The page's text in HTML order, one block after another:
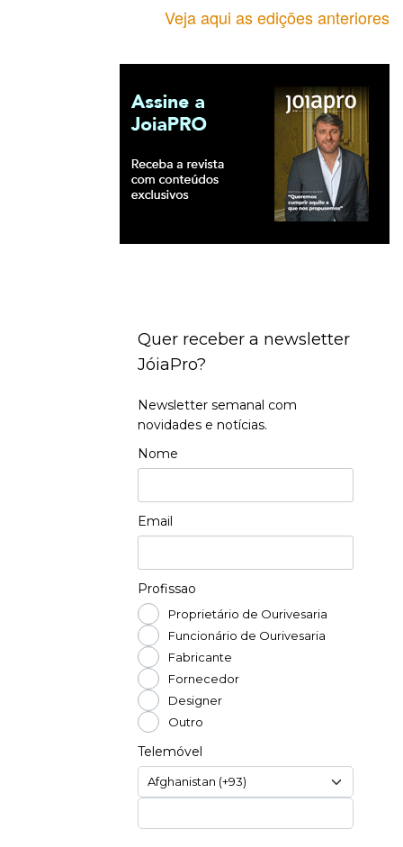
Veja aqui as edições anteriores